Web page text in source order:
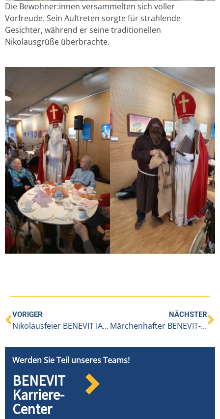
Die Bewohner:innen versammelten sich voller
Vorfreude. Sein Auftreten sorgte für strahlende
Gesichter, während er seine traditionellen
Nikolausgrüße überbrachte.
VORIGER
Nikolausfeier BENEVIT IAP an der Lutz 05.12.2024
NÄCHSTER
Märchenhafter BENEVIT-Betriebsausflug
Werden Sie Teil unseres Teams!
BENEVIT
Karriere-
Center